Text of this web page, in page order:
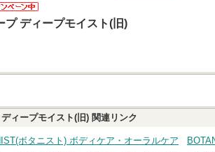
ボ
す
プ ディープモイスト(旧)
ィープモイスト(旧) 関連リンク
ボタニスト) ボディケア・オーラルケア